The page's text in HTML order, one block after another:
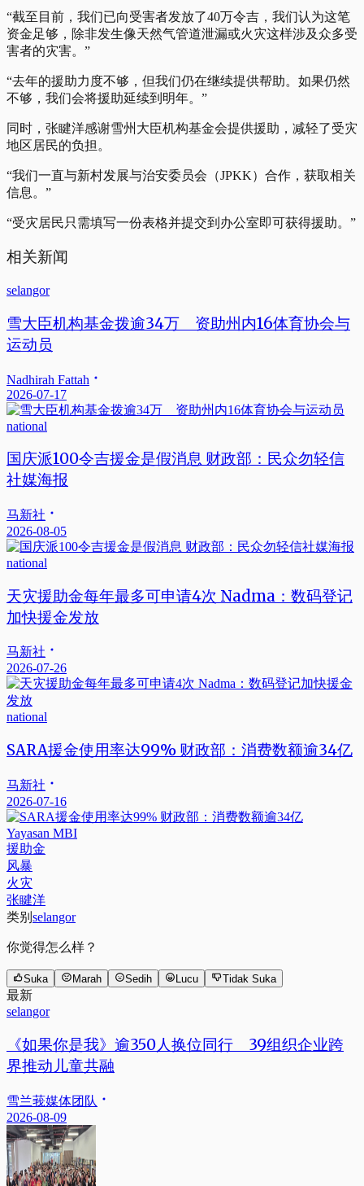
“截至目前，我们已向受害者发放了40万令吉，我们认为这笔
资金足够，除非发生像天然气管道泄漏或火灾这样涉及众多受
害者的灾害。”
“去年的援助力度不够，但我们仍在继续提供帮助。如果仍然
不够，我们会将援助延续到明年。”
同时，张睷洋感谢雪州大臣机构基金会提供援助，减轻了受灾
地区居民的负担。
“我们一直与新村发展与治安委员会（JPKK）合作，获取相关
信息。”
“受灾居民只需填写一份表格并提交到办公室即可获得援助。”
相关新闻
selangor
雪大臣机构基金拨逾34万 资助州内16体育协会与
运动员
Nadhirah Fattah
2026-07-17
national
国庆派100令吉援金是假消息 财政部：民众勿轻信
社媒海报
马新社
2026-08-05
national
天灾援助金每年最多可申请4次 Nadma：数码登记
加快援金发放
马新社
2026-07-26
national
SARA援金使用率达99% 财政部：消费数额逾34亿
马新社
2026-07-16
Yayasan MBI
援助金
风暴
火灾
张睷洋
类别 selangor
你觉得怎么样？
Suka Marah Sedih Lucu Tidak Suka
最新
selangor
《如果你是我》逾350人换位同行 39组织企业跨
界推动儿童共融
雪兰莪媒体团队
2026-08-09